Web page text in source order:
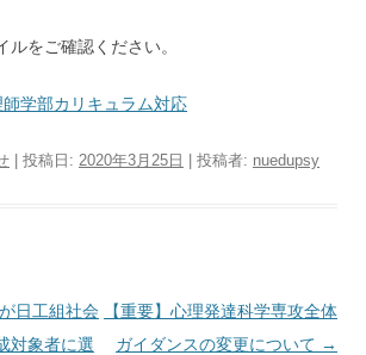
をご確認ください。
学部カリキュラム対応
| 投稿日: 2020年3月25日 投稿者: nuedupsy
日工組社会
対象者に選
【重要】心理発達科学専攻全体
ガイダンスの変更について →